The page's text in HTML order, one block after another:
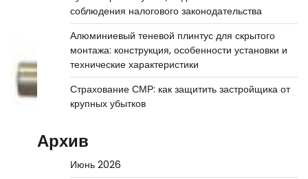
соблюдения налогового законодательства
Алюминиевый теневой плинтус для скрытого
монтажа: конструкция, особенности установки и
технические характеристики
Страхование СМР: как защитить застройщика от
крупных убытков
Архив
Июнь 2026